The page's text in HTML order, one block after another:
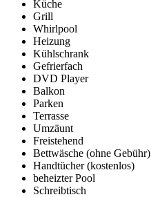
Küche
Grill
Whirlpool
Heizung
Kühlschrank
Gefrierfach
DVD Player
Balkon
Parken
Terrasse
Umzäunt
Freistehend
Bettwäsche (ohne Gebühr)
Handtücher (kostenlos)
beheizter Pool
Schreibtisch